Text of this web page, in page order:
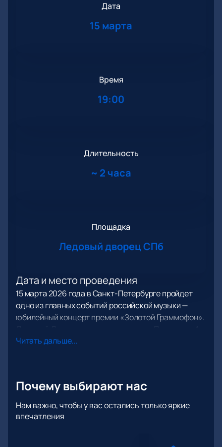
Дата
15 марта
Время
19:00
Длительность
~ 2 часа
Площадка
Ледовый дворец СПб
Дата и место проведения
15 марта 2026 года в Санкт-Петербурге пройдет
одно из главных событий российской музыки —
юбилейный концерт премии «Золотой Граммофон».
лит. А соберет поклонников отечественной
О концерте
Премия «Золотой Граммофон» объединяет лучших
артистов страны на одном шоу. В этом году
событие отмечает 30-летие, что придает ему
Читать дальше...
Почему выбирают нас
Нам важно, чтобы у вас остались только яркие
впечатления